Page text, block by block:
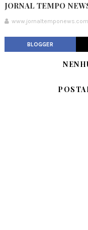
JORNAL TEMPO
www.jornaltemponews.com
BLOGGER